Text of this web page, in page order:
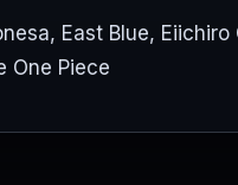
, East Blue, Eiichiro
One Piece